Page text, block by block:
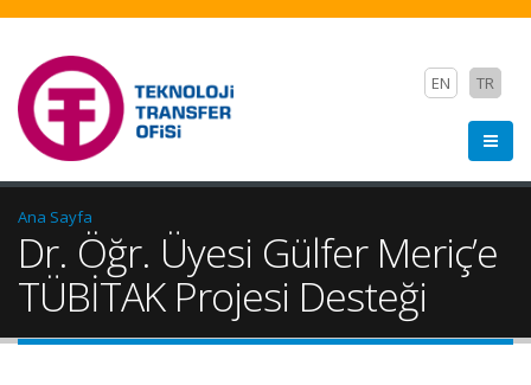
EN TR
Ana Sayfa
Dr. Öğr. Üyesi Gülfer Meriç’e
TÜBİTAK Projesi Desteği